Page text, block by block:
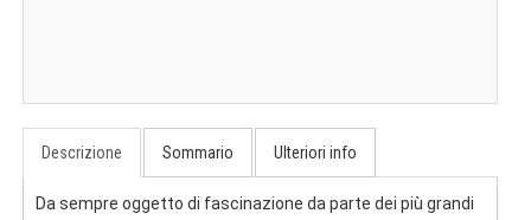
Descrizione Sommario Ulteriori info
Da sempre oggetto di fascinazione da parte dei più grandi